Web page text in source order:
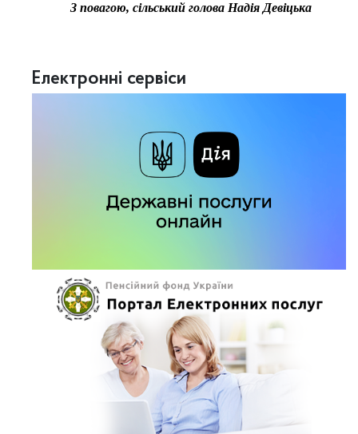
З повагою, сільський голова Надія Девіцька
Електронні сервіси